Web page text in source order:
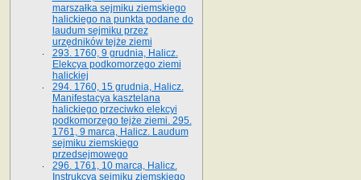
marszałka sejmiku ziemskiego
halickiego na punkta podane do
laudum sejmiku przez
urzędników tejże ziemi
293. 1760, 9 grudnia, Halicz.
Elekcya podkomorzego ziemi
halickiej
294. 1760, 15 grudnia, Halicz.
Manifestacya kasztelana
halickiego przeciwko elekcyi
podkomorzego tejże ziemi. 295.
1761, 9 marca, Halicz. Laudum
sejmiku ziemskiego
przedsejmowego
296. 1761, 10 marca, Halicz.
Instrukcya sejmiku ziemskiego